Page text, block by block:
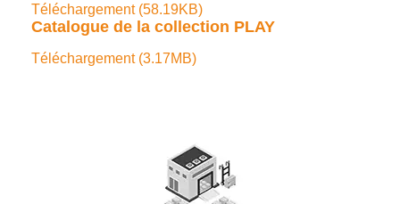
Téléchargement (58.19KB)
Catalogue de la collection PLAY
Téléchargement (3.17MB)